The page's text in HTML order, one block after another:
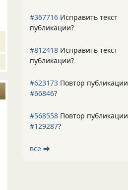
#367716 Исправить текст
публикации?
#812418 Исправить текст
публикации?
#623173 Повтор публикации
#66846?
#568558 Повтор публикации
#129287?
все ⮕